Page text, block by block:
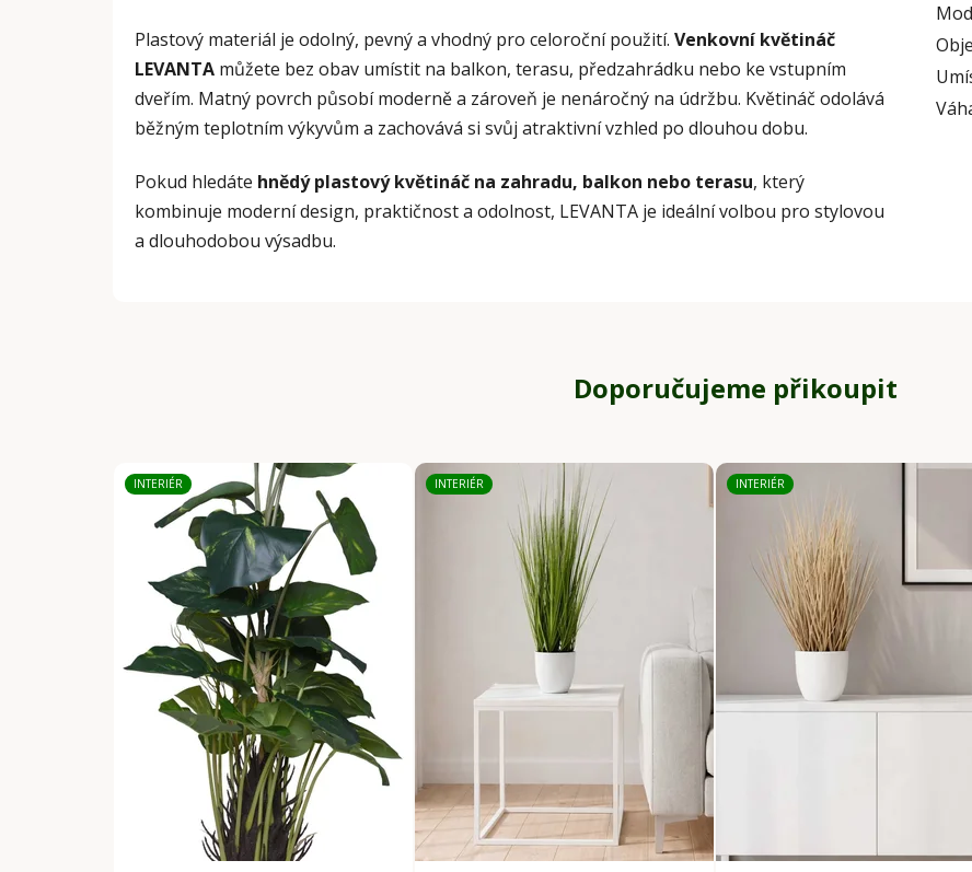
Plastový materiál je odolný, pevný a vhodný pro celoroční použití. Venkovní květináč
LEVANTA můžete bez obav umístit na balkon, terasu, předzahrádku nebo ke vstupním
dveřím. Matný povrch působí moderně a zároveň je nenáročný na údržbu. Květináč odolává
běžným teplotním výkyvům a zachovává si svůj atraktivní vzhled po dlouhou dobu.
Pokud hledáte hnědý plastový květináč na zahradu, balkon nebo terasu, který
kombinuje moderní design, praktičnost a odolnost, LEVANTA je ideální volbou pro stylovou
a dlouhodobou výsadbu.
Doporučujeme přikoupit
INTERIÉR INTERIÉR INTERIÉR